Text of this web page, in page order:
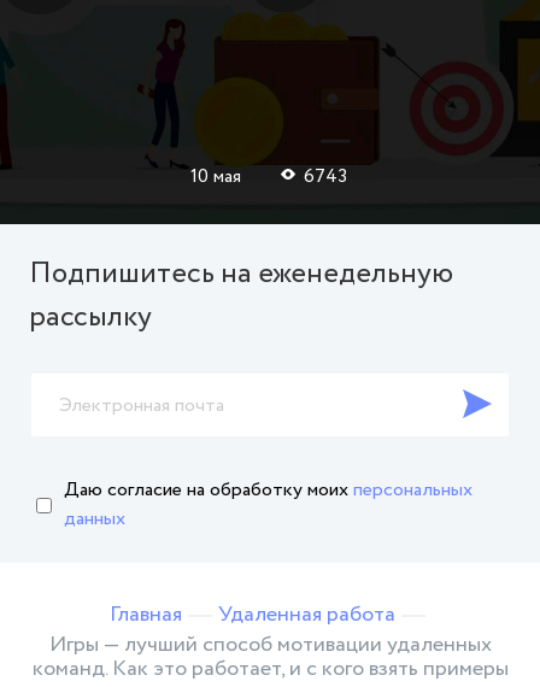
10 мая 6743
Подпишитесь на еженедельную
рассылку
Даю согласие на обработкумоихперсональных
данных
Главная
Удаленная работа
Игры — лучший способ мотивации удаленных
команд. Как это работает, и с кого взять примеры